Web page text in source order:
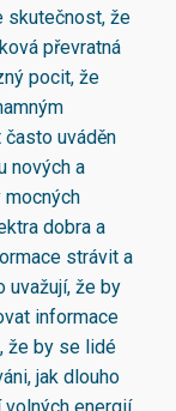
skutečnost, že
převratná
pocit, že
uváděn
nových a
dobra a
strávit a
uvažují, že by
informace
že by se lidé
jak dlouho